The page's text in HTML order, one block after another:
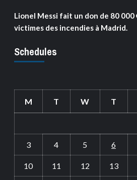
Lionel Messi fait un don de 80
victimes des incendies à Madrid.
Schedules
M T W T
3 4 5 6
10 11 12 13